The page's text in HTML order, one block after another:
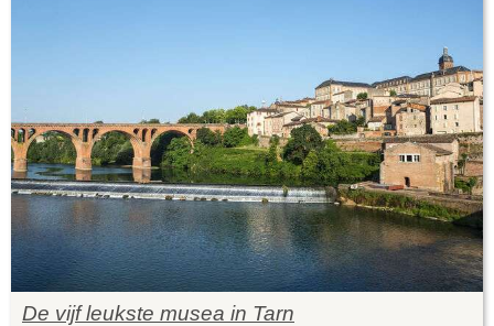
De vijf leukste musea in Tarn